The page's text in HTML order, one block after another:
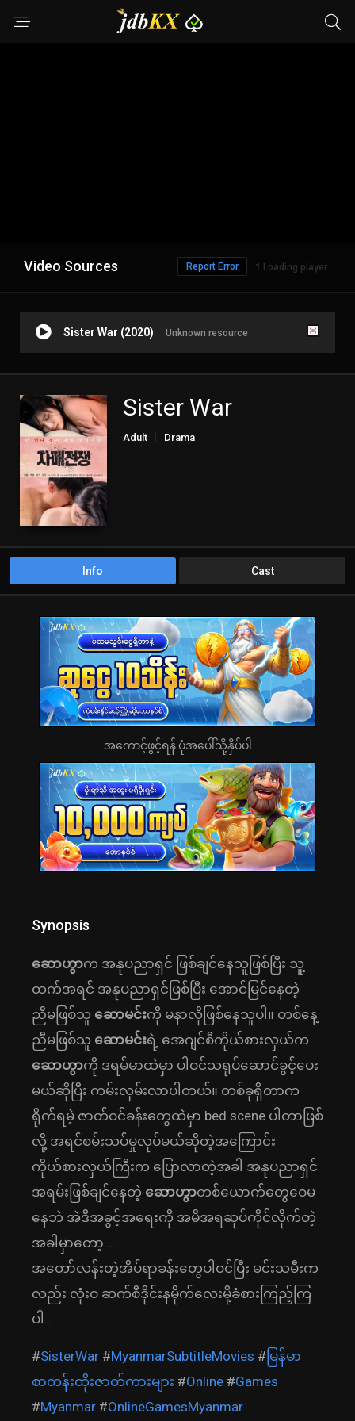
Video Sources 1 Loading player..
Report Error
Sister War (2020) Unknown resource
Sister War
Adult Drama
Info Cast
အကောင့်ဖွင့်ရန် ပုံအပေါ်သို့နှိပ်ပါ
Synopsis
ဆောဟွာက အနုပညာရှင် ဖြစ်ချင်‌နေသူဖြစ်ပြီး သူ့
ထက်အရင် အနုပညာရှင်ဖြစ်ပြီး အောင်မြင်နေတဲ့
ညီမဖြစ်သူ ဆောမင်းကို မနာလိုဖြစ်နေသူပါ။ တစ်နေ့
ညီမဖြစ်သူ ဆောမင်းရဲ့ အေဂျင်စီကိုယ်စားလှယ်က
ဆောဟွာကို ဒရမ်မာထဲမှာ ပါဝင်သရုပ်‌ဆောင်ခွင့်ပေး
မယ်ဆိုပြီး ကမ်းလှမ်းလာပါတယ်။ တစ်ခုရှိတာက
ရိုက်ရမဲ့ ဇာတ်ဝင်ခန်း‌တွေထဲမှာ bed scene ပါတာဖြစ်
လို့ အရင်စမ်းသပ်မှုလုပ်မယ်ဆိုတဲ့အကြောင်း
ကိုယ်စားလှယ်ကြီးက ပြောလာတဲ့အခါ အနုပညာရှင်
အရမ်းဖြစ်ချင်နေတဲ့ ဆောဟွာတစ်ယောက်တွေဝေမ
နေဘဲ အဲဒီအခွင့်အရေးကို အမိအရဆုပ်ကိုင်လိုက်တဲ့
အခါမှာတော့….
အတော်လန်းတဲ့အိပ်ရာခန်းတွေပါဝင်ပြီး မင်းသမီးက
လည်း လုံးဝ ဆက်စီဒိုင်းနမိုက်လေးမို့ခံစားကြည့်ကြ
ပါ…
#SisterWar #MyanmarSubtitleMovies # မြန်မာ
စာတန်းထိုးဇာတ်ကားများ #Online #Games
#Myanmar #OnlineGamesMyanmar